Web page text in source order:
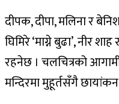
दीपक, दीपा, मलिना र
घिमिरे ‘माग्ने बुढा’, नीर
रहनेछ । चलचित्रको
मन्दिरमा मुहूर्तसँगै